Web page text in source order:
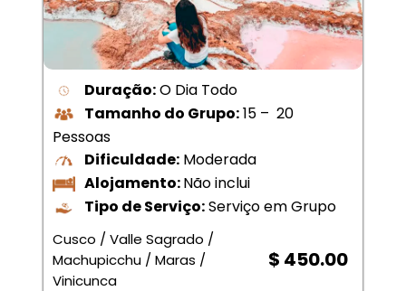
Duração:O Dia Todo
Tamanho do Grupo:15 – 20
Pessoas
Dificuldade:Moderada
Alojamento:Não inclui
Tipo de Serviço:Serviço em Grupo
Cusco / Valle Sagrado /
Machupicchu / Maras /
Vinicunca
$ 450.00